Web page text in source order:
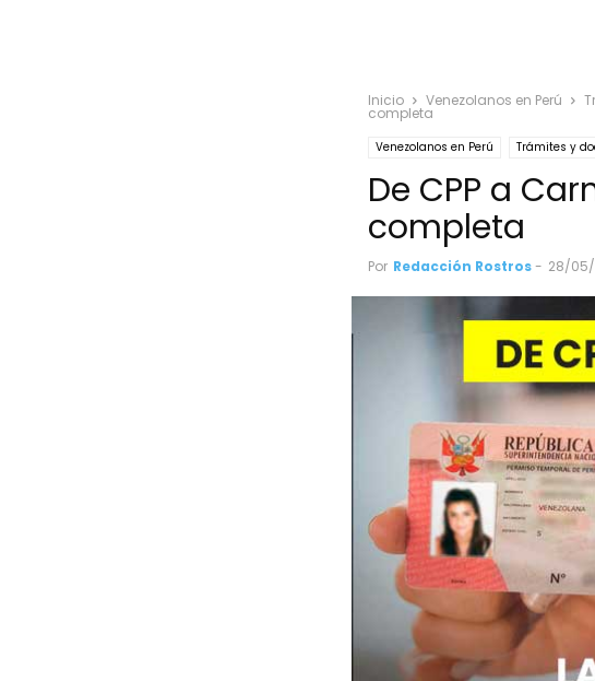
Inicio Venezolanos en Perú
completa
Venezolanos en Perú Trámites y
De CPP a
completa
Por Redacción Rostros- 28/05/